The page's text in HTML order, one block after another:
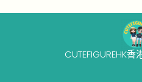
CUTEFIGUREHK